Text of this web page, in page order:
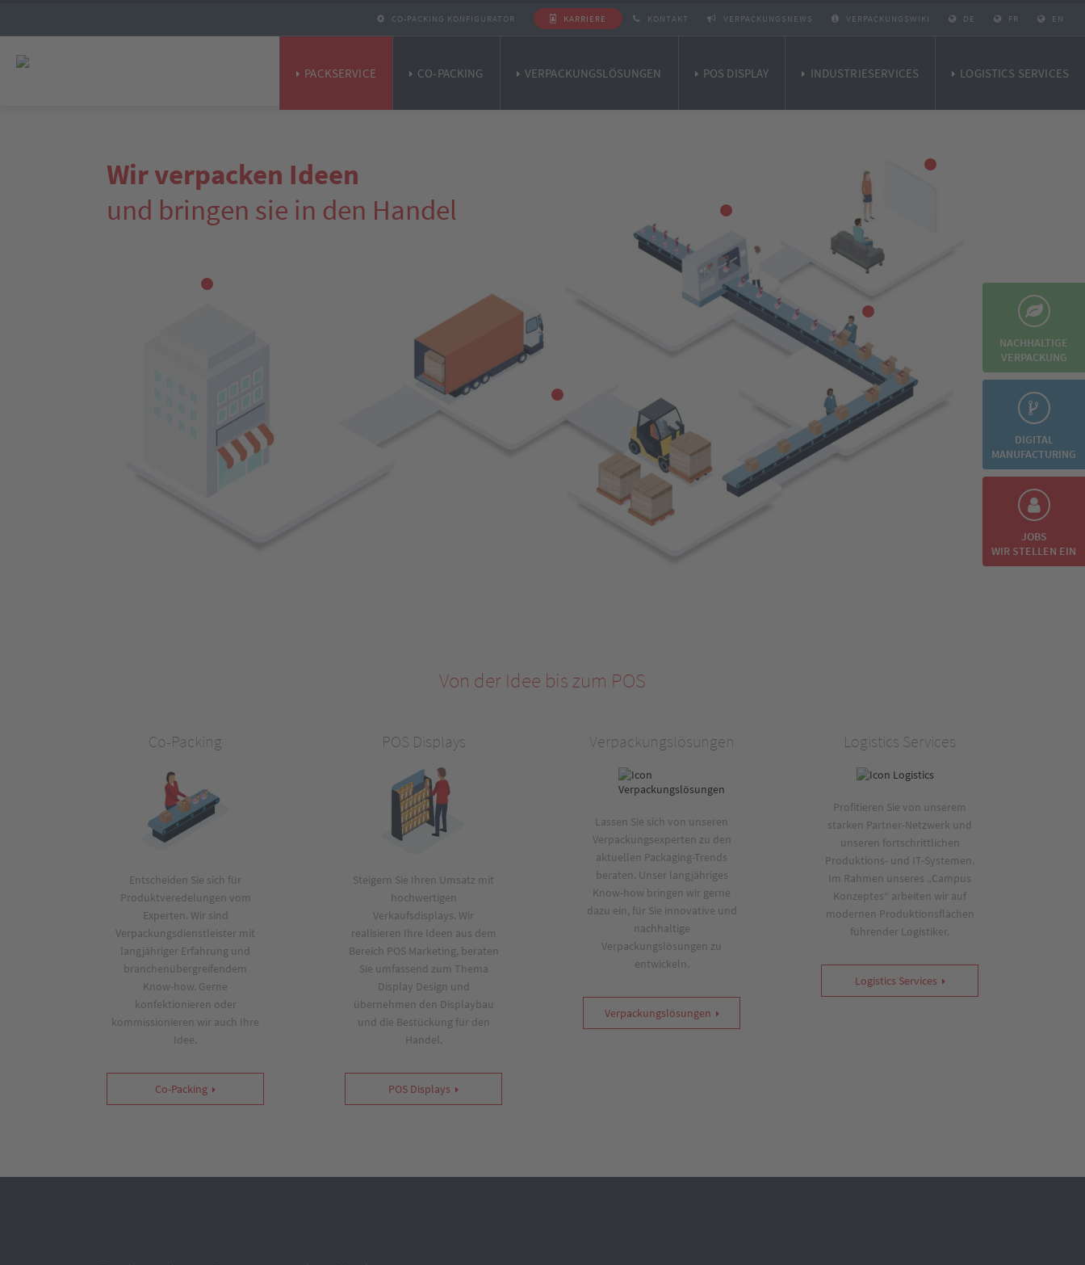
CO-PACKING KONFIGURATOR KARRIERE KONTAKT VERPACKUNGSNEWS VERPACKUNGSWIKI DE FR EN
PACKSERVICE CO-PACKING VERPACKUNGSLÖSUNGEN POS DISPLAY INDUSTRIESERVICES LOGISTICS SERVICES
Wir verpacken Ideen
und bringen sie in den Handel
NACHHALTIGE
VERPACKUNG
DIGITAL
MANUFACTURING
JOBS
WIR STELLEN EIN
Von der Idee bis zum POS
Co-Packing
Entscheiden Sie sich für
Produktveredelungen vom
Experten. Wir sind
Verpackungsdienstleister mit
langjähriger Erfahrung und
branchenübergreifendem
Know-how. Gerne
konfektionieren oder
kommissionieren wir auch Ihre
Idee.
Co-Packing
POS Displays
Steigern Sie Ihren Umsatz mit
hochwertigen
Verkaufsdisplays. Wir
realisieren Ihre Ideen aus dem
Bereich POS Marketing, beraten
Sie umfassend zum Thema
Display Design und
übernehmen den Displaybau
und die Bestückung für den
Handel.
POS Displays
Verpackungslösungen
Lassen Sie sich von unseren
Verpackungsexperten zu den
aktuellen Packaging-Trends
beraten. Unser langjähriges
Know-how bringen wir gerne
dazu ein, für Sie innovative und
nachhaltige
Verpackungslösungen zu
entwickeln.
Verpackungslösungen
Logistics Services
Profitieren Sie von unserem
starken Partner-Netzwerk und
unseren fortschrittlichen
Produktions- und IT-Systemen.
Im Rahmen unseres „Campus
Konzeptes“ arbeiten wir auf
modernen Produktionsflächen
führender Logistiker.
Logistics Services